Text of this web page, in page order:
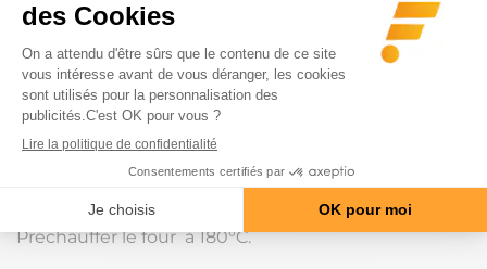
Préchauffer le four à 180°C.